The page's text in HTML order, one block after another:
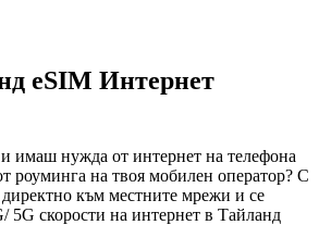
eSIM Интернет
имаш нужда от интернет на телефона
роуминга на твоя мобилен оператор? С
към местните мрежи и се
5G скорости на интернет в Тайланд